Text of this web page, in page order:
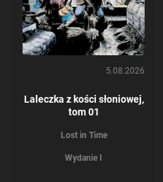
5.08.2026
Laleczka z kości słoniowej,
tom 01
Lost in Time
Wydanie I